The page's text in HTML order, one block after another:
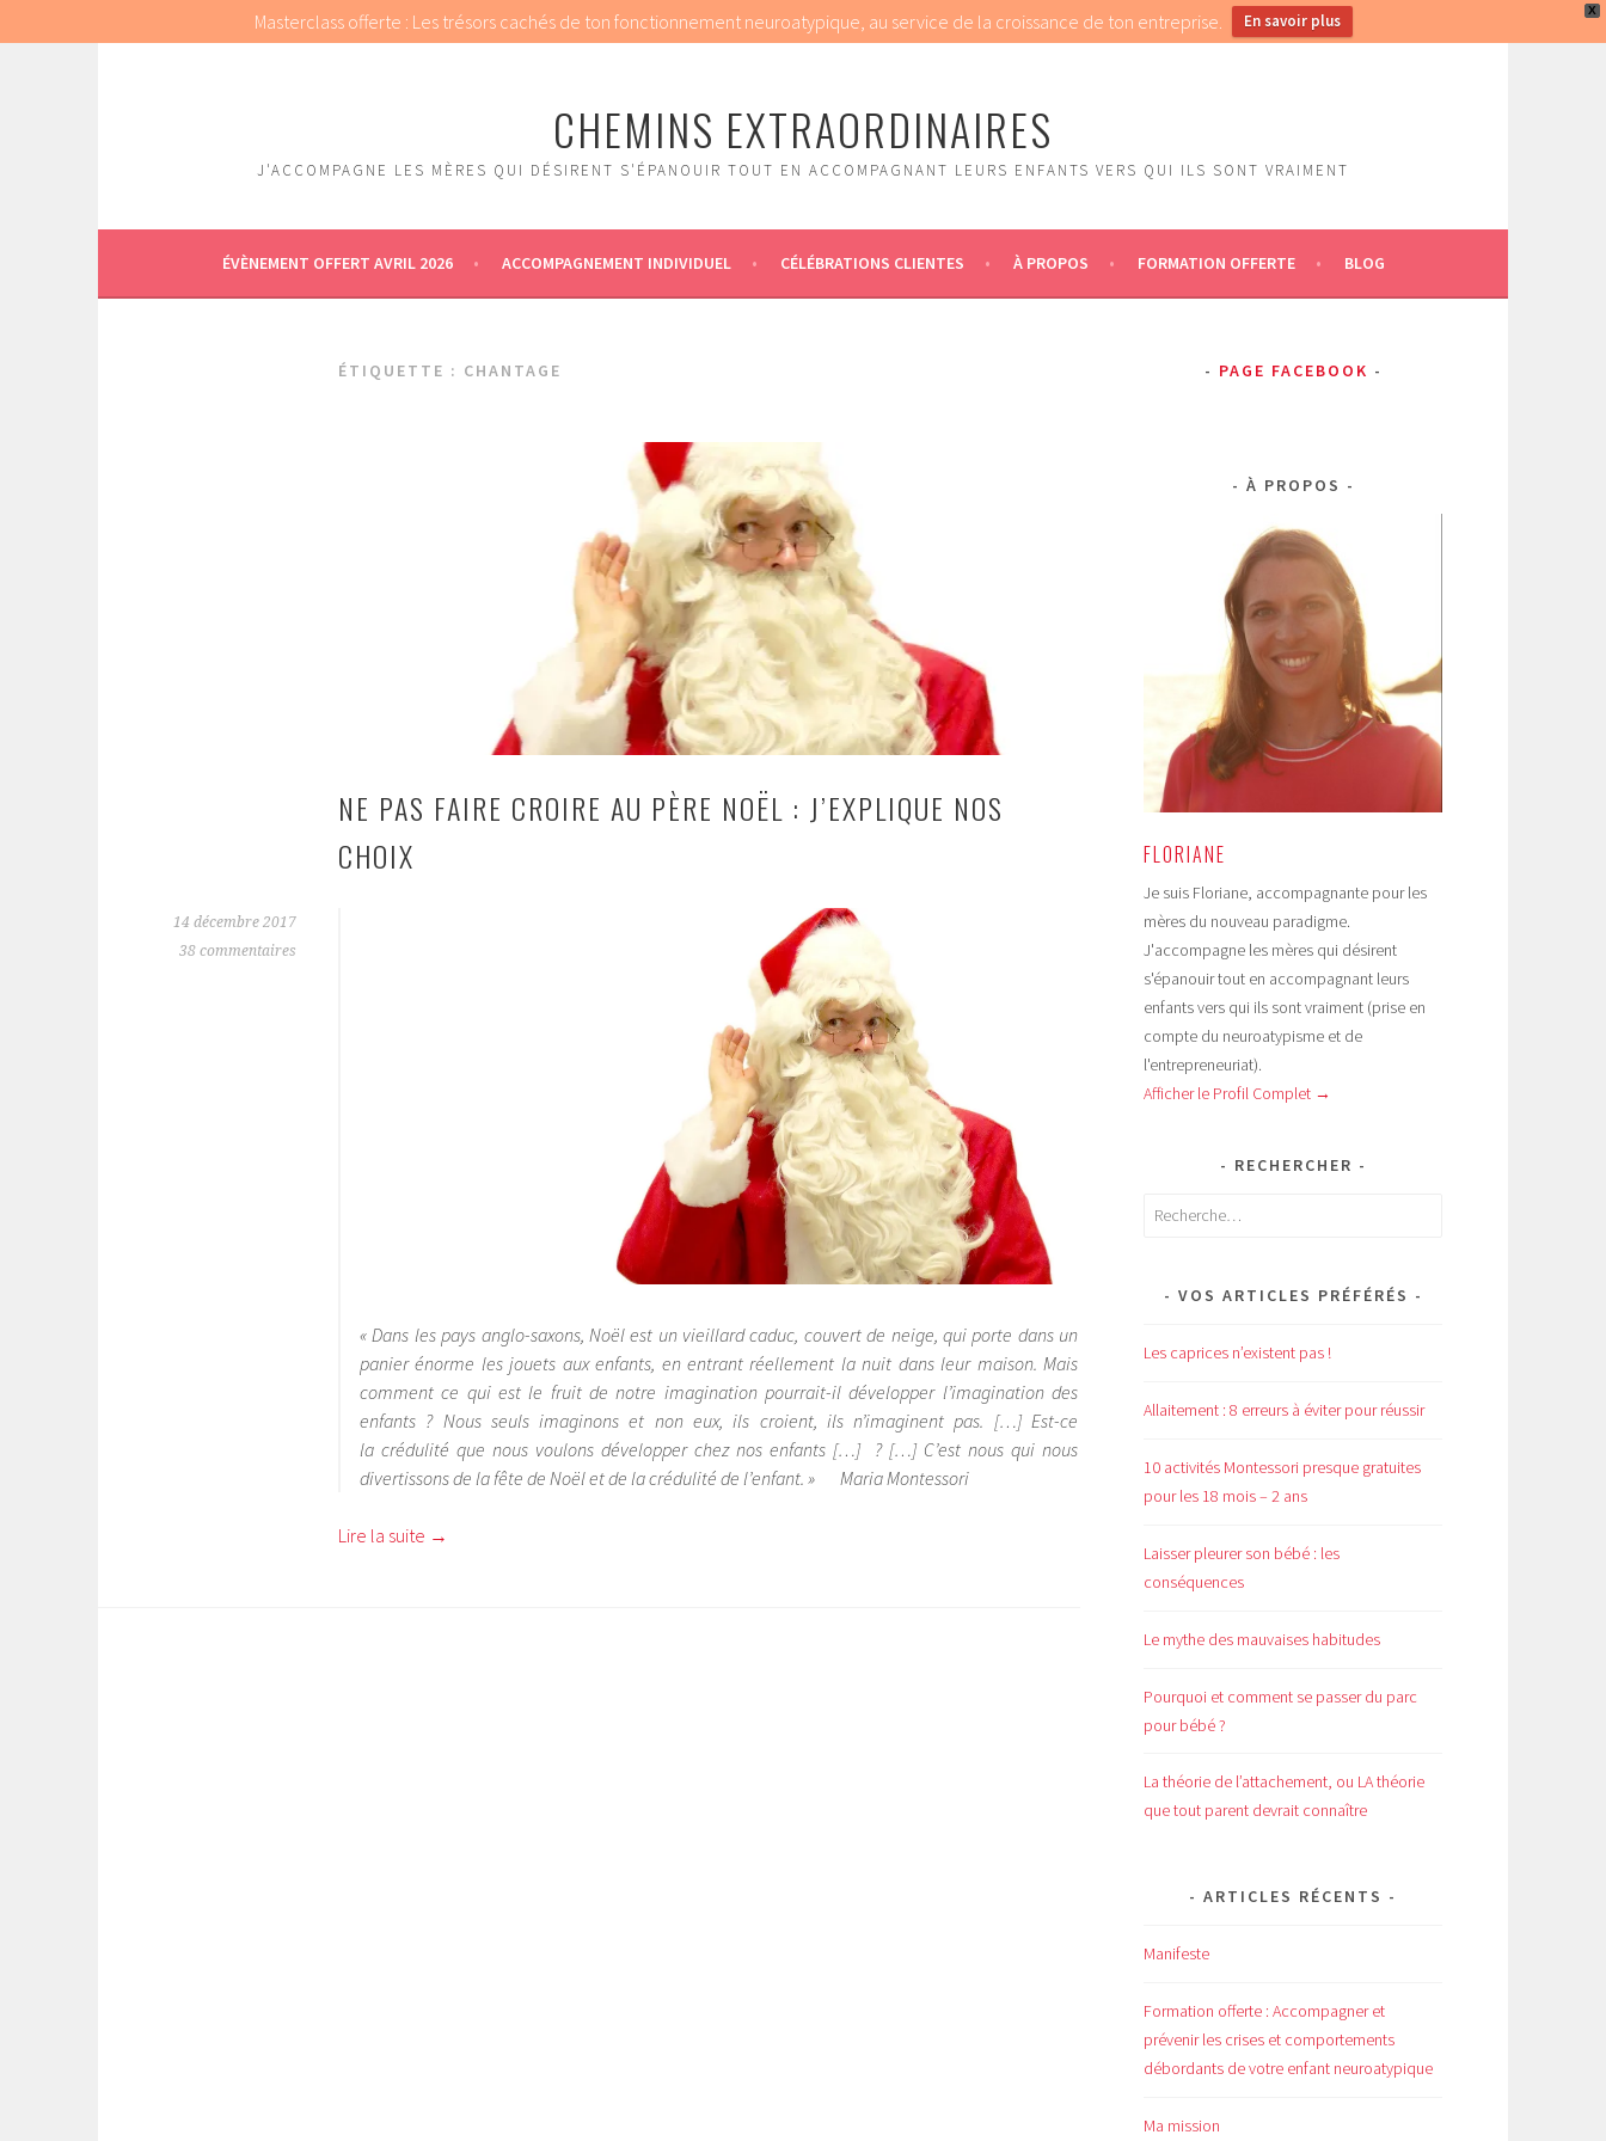
X
Masterclass offerte : Les trésors cachés de ton fonctionnement neuroatypique, au service de la croissance de ton entreprise. En savoir plus
CHEMINS EXTRAORDINAIRES
J'ACCOMPAGNE LES MÈRES QUI DÉSIRENT S'ÉPANOUIR TOUT EN ACCOMPAGNANT LEURS ENFANTS VERS QUI ILS SONT VRAIMENT
ÉVÈNEMENT OFFERT AVRIL 2026 ACCOMPAGNEMENT INDIVIDUEL CÉLÉBRATIONS CLIENTES À PROPOS FORMATION OFFERTE BLOG
ÉTIQUETTE : CHANTAGE
NE PAS FAIRE CROIRE AU PÈRE NOËL : J’EXPLIQUE NOS
CHOIX
14 décembre 2017
38 commentaires
« Dans les pays anglo-saxons, Noël est un vieillard caduc, couvert de neige, qui porte dans un
panier énorme les jouets aux enfants, en entrant réellement la nuit dans leur maison. Mais
comment ce qui est le fruit de notre imagination pourrait-il développer l’imagination des
enfants ? Nous seuls imaginons et non eux, ils croient, ils n’imaginent pas. […] Est-ce
la crédulité que nous voulons développer chez nos enfants […] ? […] C’est nous qui nous
divertissons de la fête de Noël et de la crédulité de l’enfant. » Maria Montessori
Lire la suite →
PAGE FACEBOOK
À PROPOS
FLORIANE
Je suis Floriane, accompagnante pour les
mères du nouveau paradigme.
J'accompagne les mères qui désirent
s'épanouir tout en accompagnant leurs
enfants vers qui ils sont vraiment (prise en
compte du neuroatypisme et de
l'entrepreneuriat).
Afficher le Profil Complet →
RECHERCHER
Rechercher :
VOS ARTICLES PRÉFÉRÉS
Les caprices n’existent pas !
Allaitement : 8 erreurs à éviter pour réussir
10 activités Montessori presque gratuites
pour les 18 mois – 2 ans
Laisser pleurer son bébé : les
conséquences
Le mythe des mauvaises habitudes
Pourquoi et comment se passer du parc
pour bébé ?
La théorie de l’attachement, ou LA théorie
que tout parent devrait connaître
ARTICLES RÉCENTS
Manifeste
Formation offerte : Accompagner et
prévenir les crises et comportements
débordants de votre enfant neuroatypique
Ma mission